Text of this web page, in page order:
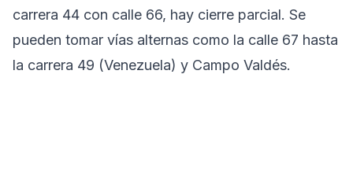
carrera 44 con calle 66, hay cierre parcial. Se
pueden tomar vías alternas como la calle 67 hasta
la carrera 49 (Venezuela) y Campo Valdés.